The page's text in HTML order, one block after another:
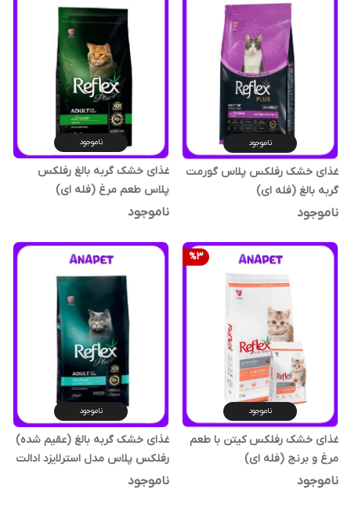
ناموجود
غذای خشک رفلکس پلاس گورمت
گربه بالغ (فله ای)
ناموجود
ناموجود
غذای خشک گربه بالغ رفلکس
پلاس طعم مرغ (فله ای)
ناموجود
%3
ناموجود
غذای خشک رفلکس کیتن با طعم
مرغ و برنج (فله ای)
ناموجود
ناموجود
غذای خشک گربه بالغ (عقیم شده)
رفلکس پلاس مدل استرلایزد ادالت
طعم مرغ وزن 1.5 کیلوگرم
ناموجود